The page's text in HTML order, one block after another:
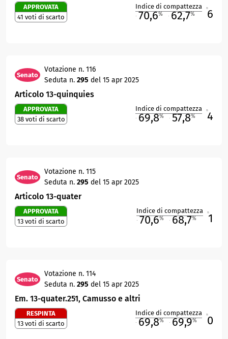
APPROVATA
41 voti di scarto
Indice di compattezza
70,6% 62,7% 6
Senato
Votazione n. 116
Seduta n. 295 del 15 apr 2025
Articolo 13-quinquies
APPROVATA
38 voti di scarto
Indice di compattezza
69,8% 57,8% 4
Senato
Votazione n. 115
Seduta n. 295 del 15 apr 2025
Articolo 13-quater
APPROVATA
13 voti di scarto
Indice di compattezza
70,6% 68,7% 1
Senato
Votazione n. 114
Seduta n. 295 del 15 apr 2025
Em. 13-quater.251, Camusso e altri
RESPINTA
13 voti di scarto
Indice di compattezza
69,8% 69,9% 0